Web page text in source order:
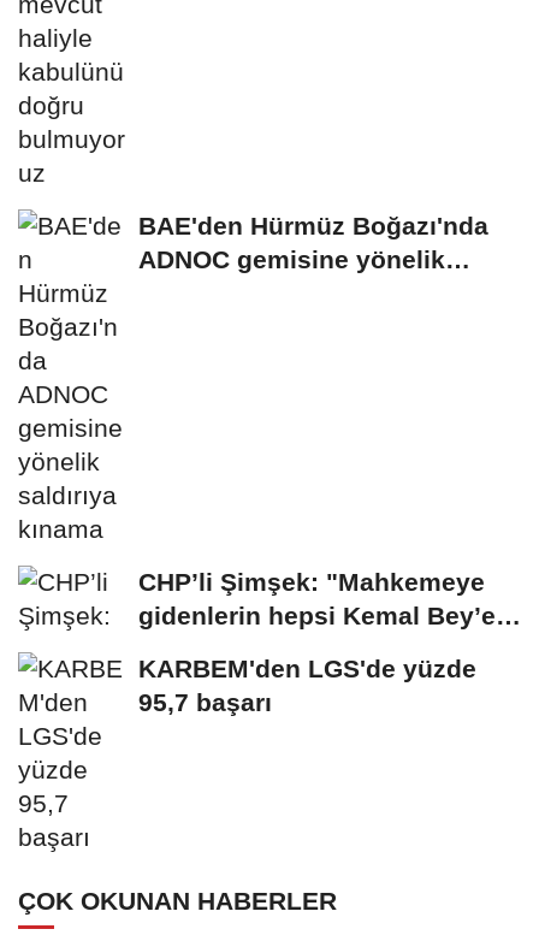
BAE'den Hürmüz Boğazı'nda
ADNOC gemisine yönelik
CHP’li Şimşek: "Mahkemeye
gidenlerin hepsi Kemal Bey’e
KARBEM'den LGS'de yüzde
95,7 başarı
ÇOK OKUNAN HABERLER